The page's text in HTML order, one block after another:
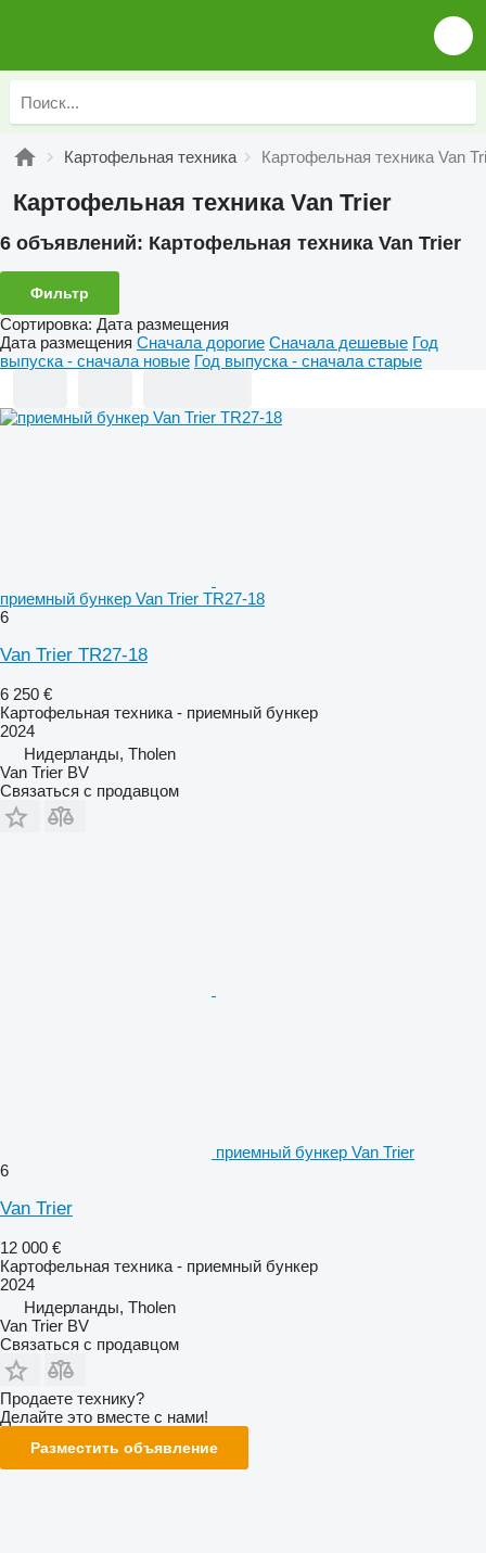
Картофельная техника Картофельная техника Van
Картофельная техника Van Trier
6 объявлений: Картофельная техника Van Trier
Фильтр
Сортировка: Дата размещения
Дата размещения Сначала дорогие Сначала дешевые Год
выпуска - сначала новые Год выпуска - сначала старые
приемный бункер Van Trier TR27-18
6
Van Trier TR27-18
6 250 €
Картофельная техника - приемный бункер
2024
Нидерланды, Tholen
Van Trier BV
Связаться с продавцом
приемный бункер Van Trier
6
Van Trier
12 000 €
Картофельная техника - приемный бункер
2024
Нидерланды, Tholen
Van Trier BV
Связаться с продавцом
Продаете технику?
Делайте это вместе с нами!
Разместить объявление